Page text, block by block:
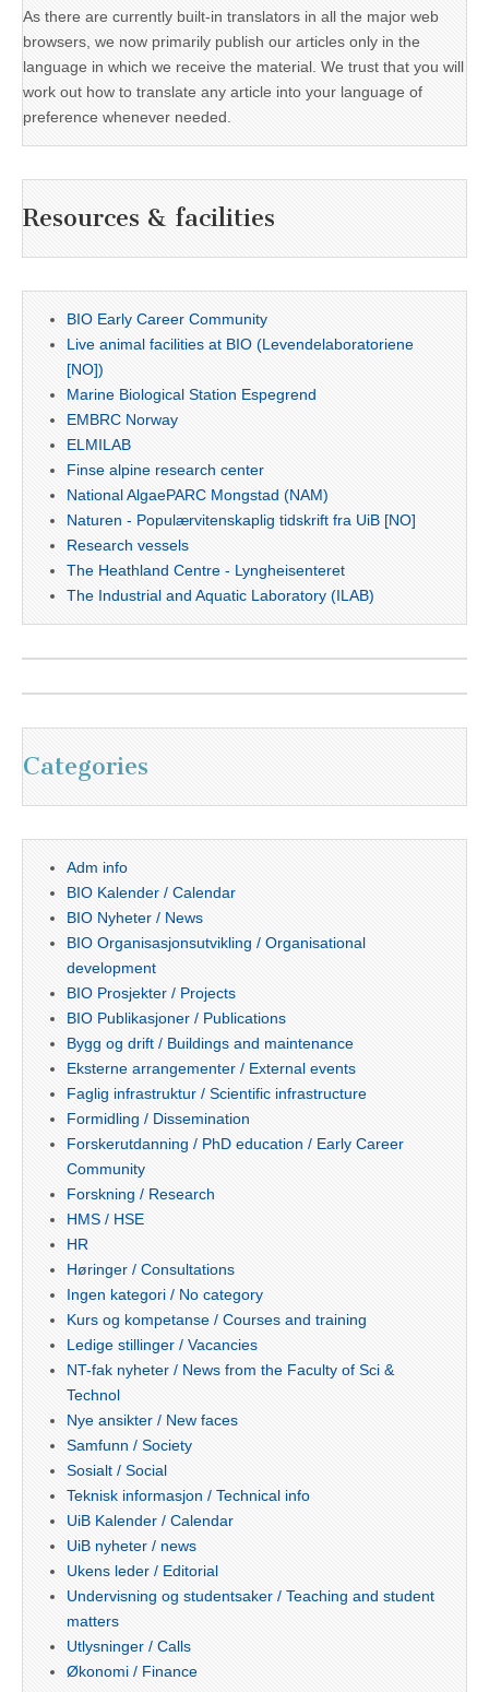
As there are currently built-in translators in all the major web
browsers, we now primarily publish our articles only in the
language in which we receive the material. We trust that you will
work out how to translate any article into your language of
preference whenever needed.
Resources & facilities
BIO Early Career Community
Live animal facilities at BIO (Levendelaboratoriene
[NO])
Marine Biological Station Espegrend
EMBRC Norway
ELMILAB
Finse alpine research center
National AlgaePARC Mongstad (NAM)
Naturen - Populærvitenskaplig tidskrift fra UiB [NO]
Research vessels
The Heathland Centre - Lyngheisenteret
The Industrial and Aquatic Laboratory (ILAB)
Categories
Adm info
BIO Kalender / Calendar
BIO Nyheter / News
BIO Organisasjonsutvikling / Organisational
development
BIO Prosjekter / Projects
BIO Publikasjoner / Publications
Bygg og drift / Buildings and maintenance
Eksterne arrangementer / External events
Faglig infrastruktur / Scientific infrastructure
Formidling / Dissemination
Forskerutdanning / PhD education / Early Career
Community
Forskning / Research
HMS / HSE
HR
Høringer / Consultations
Ingen kategori / No category
Kurs og kompetanse / Courses and training
Ledige stillinger / Vacancies
NT-fak nyheter / News from the Faculty of Sci &
Technol
Nye ansikter / New faces
Samfunn / Society
Sosialt / Social
Teknisk informasjon / Technical info
UiB Kalender / Calendar
UiB nyheter / news
Ukens leder / Editorial
Undervisning og studentsaker / Teaching and student
matters
Utlysninger / Calls
Økonomi / Finance